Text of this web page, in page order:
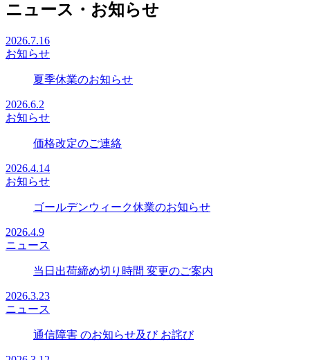
ニュース・お知らせ
2026.7.16
お知らせ
夏季休業のお知らせ
2026.6.2
お知らせ
価格改定のご連絡
2026.4.14
お知らせ
ゴールデンウィーク休業のお知らせ
2026.4.9
ニュース
当日出荷締め切り時間 変更のご案内
2026.3.23
ニュース
通信障害 のお知らせ及び お詫び